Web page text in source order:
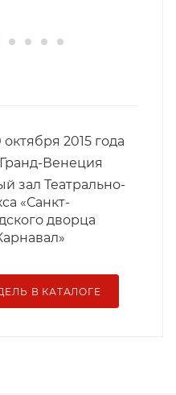
октября 2015 года
Венеция
зал Театрально-
«Санкт-
дворца
В КАТАЛОГЕ